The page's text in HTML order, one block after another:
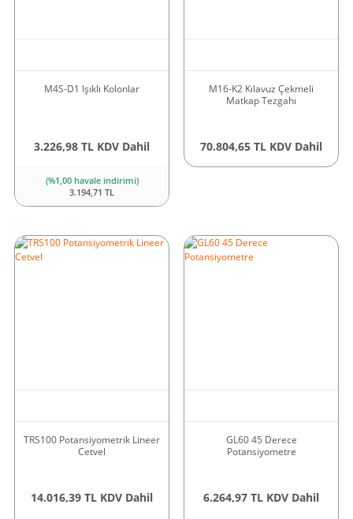
M4S-D1 Işıklı Kolonlar
3.226,98 TL KDV Dahil
(%1,00 havale indirimi)
3.194,71 TL
M16-K2 Kılavuz Çekmeli
Matkap Tezgahı
70.804,65 TL KDV Dahil
TRS100 Potansiyometrik Lineer
Cetvel
14.016,39 TL KDV Dahil
GL60 45 Derece
Potansiyometre
6.264,97 TL KDV Dahil